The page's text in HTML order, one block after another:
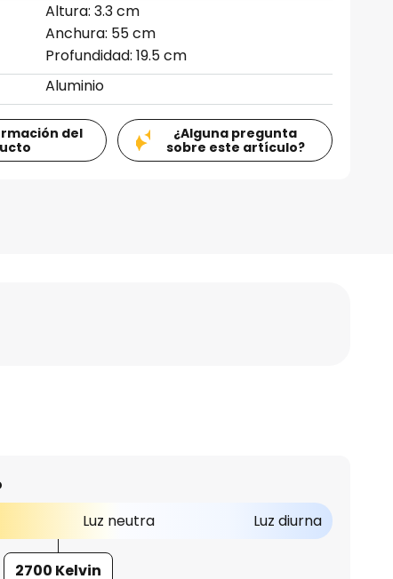
Altura: 3.3 cm
Anchura: 55 cm
Profundidad: 19.5 cm
Aluminio
del
¿Alguna pregunta
sobre este artículo?
Luz neutra Luz diurna
2700 Kelvin